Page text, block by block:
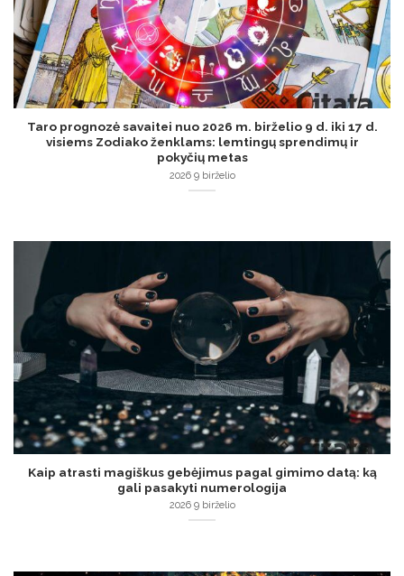
Taro prognozė savaitei nuo 2026 m. birželio 9 d. iki 17 d.
visiems Zodiako ženklams: lemtingų sprendimų ir
pokyčių metas
2026 9 birželio
Kaip atrasti magiškus gebėjimus pagal gimimo datą: ką
gali pasakyti numerologija
2026 9 birželio